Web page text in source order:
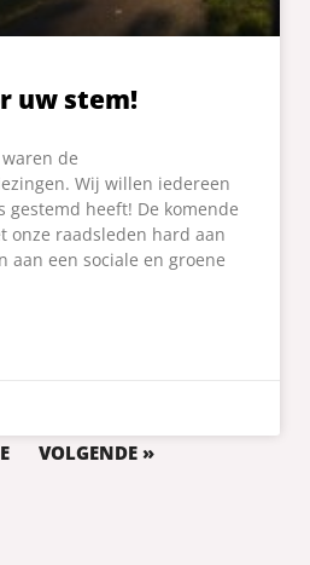
uw stem!
de
Wij willen iedereen
gestemd heeft! De komende
onze raadsleden hard aan
aan een sociale en groene
VOLGENDE »